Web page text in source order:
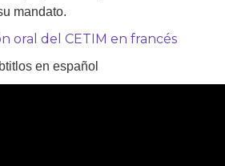
mandato.
oral del CETIM en francés
en español